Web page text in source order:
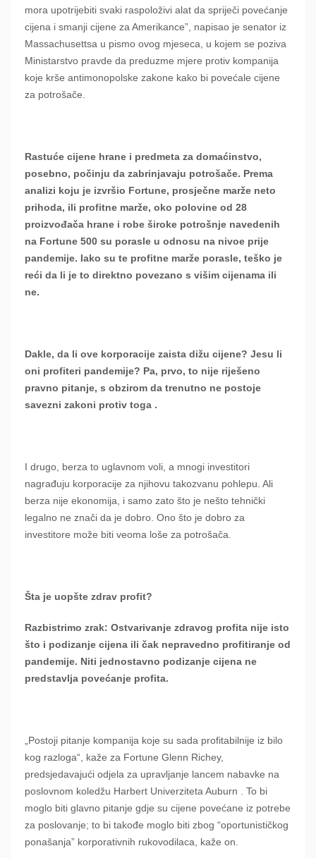
mora upotrijebiti svaki raspoloživi alat da spriječi povećanje
cijena i smanji cijene za Amerikance”, napisao je senator iz
Massachusettsa u pismo ovog mjeseca, u kojem se poziva
Ministarstvo pravde da preduzme mjere protiv kompanija
koje krše antimonopolske zakone kako bi povećale cijene
za potrošače.
Rastuće cijene hrane i predmeta za domaćinstvo,
posebno, počinju da zabrinjavaju potrošače. Prema
analizi koju je izvršio Fortune, prosječne marže neto
prihoda, ili profitne marže, oko polovine od 28
proizvođača hrane i robe široke potrošnje navedenih
na Fortune 500 su porasle u odnosu na nivoe prije
pandemije. Iako su te profitne marže porasle, teško je
reći da li je to direktno povezano s višim cijenama ili
ne.
Dakle, da li ove korporacije zaista dižu cijene? Jesu li
oni profiteri pandemije? Pa, prvo, to nije riješeno
pravno pitanje, s obzirom da trenutno ne postoje
savezni zakoni protiv toga .
I drugo, berza to uglavnom voli, a mnogi investitori
nagrađuju korporacije za njihovu takozvanu pohlepu. Ali
berza nije ekonomija, i samo zato što je nešto tehnički
legalno ne znači da je dobro. Ono što je dobro za
investitore može biti veoma loše za potrošača.
Šta je uopšte zdrav profit?
Razbistrimo zrak: Ostvarivanje zdravog profita nije isto
što i podizanje cijena ili čak nepravedno profitiranje od
pandemije. Niti jednostavno podizanje cijena ne
predstavlja povećanje profita.
„Postoji pitanje kompanija koje su sada profitabilnije iz bilo
kog razloga“, kaže za Fortune Glenn Richey,
predsjedavajući odjela za upravljanje lancem nabavke na
poslovnom koledžu Harbert Univerziteta Auburn . To bi
moglo biti glavno pitanje gdje su cijene povećane iz potrebe
za poslovanje; to bi takođe moglo biti zbog “oportunističkog
ponašanja” korporativnih rukovodilaca, kaže on.